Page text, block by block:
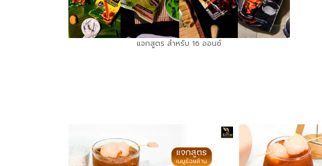
แจกสูตร สำหรับ 16 ออนซ์